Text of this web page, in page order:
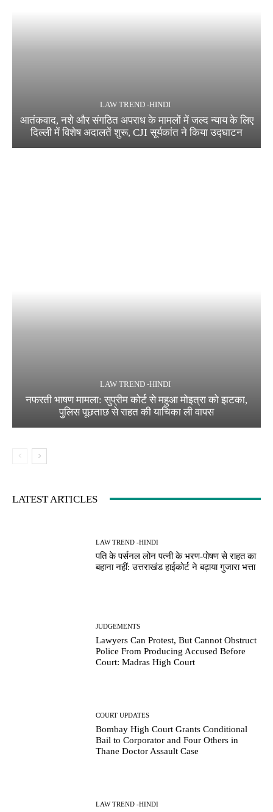
LAW TREND -HINDI
आतंकवाद, नशे और संगठित अपराध के मामलों में जल्द न्याय के लिए
दिल्ली में विशेष अदालतें शुरू, CJI सूर्यकांत ने किया उद्घाटन
LAW TREND -HINDI
नफरती भाषण मामला: सुप्रीम कोर्ट से महुआ मोइत्रा को झटका,
पुलिस पूछताछ से राहत की याचिका ली वापस
LATEST ARTICLES
LAW TREND -HINDI
पति के पर्सनल लोन पत्नी के भरण-पोषण से राहत का
बहाना नहीं: उत्तराखंड हाईकोर्ट ने बढ़ाया गुजारा भत्ता
JUDGEMENTS
Lawyers Can Protest, But Cannot Obstruct
Police From Producing Accused Before
Court: Madras High Court
COURT UPDATES
Bombay High Court Grants Conditional
Bail to Corporator and Four Others in
Thane Doctor Assault Case
LAW TREND -HINDI